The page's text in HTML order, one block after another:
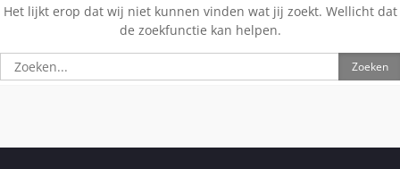
Het lijkt erop dat wij niet kunnen vinden wat jij zoekt. Wellicht dat
de zoekfunctie kan helpen.
Zoeken
naar: